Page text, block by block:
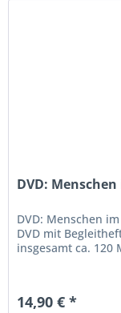
DVD:
DVD: Menschen
DVD mit
insgesamt ca. 120
14,90 € *